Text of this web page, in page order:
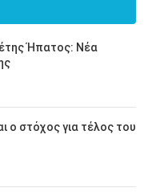
Ήπατος: Νέα
ο στόχος για τέλος του